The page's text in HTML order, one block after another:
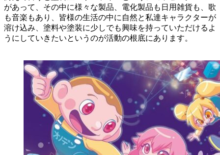
があって、その中に様々な製品、電化製品も日用雑貨も、歌
も音楽もあり、皆様の生活の中に自然と私達キャラクターが
溶け込み、塗料や塗装に少しでも興味を持っていただけるよ
うにしていきたいというのが活動の根底にあります。